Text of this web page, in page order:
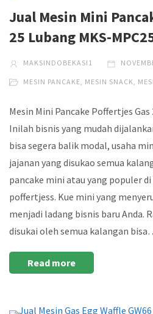
Jual Mesin Mini
25 Lubang MKS-
MAKSINDOBEKASI1
MESIN PANCAKE MESIN SNACK
Mesin Mini Pancake Poffertjes Gas
Inilah bisnis yang mudah
bisa segera balik modal, usaha
jajanan yang disukao semua
pancake mini atau yang populer
poffertjess. Kue mini yang
menjadi ladang bisnis baru Anda.
disukai oleh semua kalangan
Read more